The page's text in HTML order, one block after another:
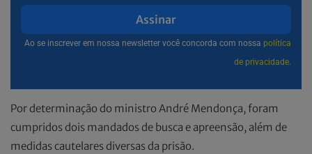
Assinar
Ao se inscrever em nossa newsletter você concorda com nossa política
de privacidade.
Por determinação do ministro André Mendonça, foram
cumpridos dois mandados de busca e apreensão, além de
medidas cautelares diversas da prisão.